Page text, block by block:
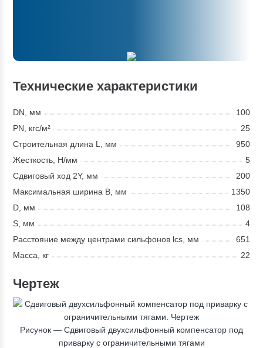
Технические характеристики
DN, мм
100
PN, кгс/м²
25
Строительная длина L, мм
950
Жесткость, Н/мм
5
Сдвиговый ход 2Y, мм
200
Максимальная ширина В, мм
1350
D, мм
108
S, мм
4
Расстояние между центрами сильфонов lcs, мм
651
Масса, кг
22
Чертеж
Рисунок — Сдвиговый двухсильфонный компенсатор под
приварку с ограничительными тягами